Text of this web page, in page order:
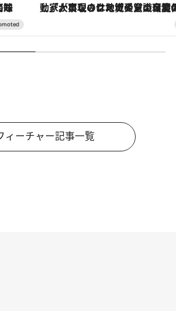
「大事なのは地域の意識を変えること」。ロレックス賞受賞の自然保護活動家が実現させたナイジェリアの自然環境の復活
ィーチャー記事一覧